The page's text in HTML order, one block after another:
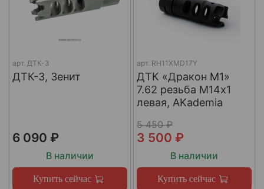
арт. ДТК-3
ДТК-3, Зенит
6 090 ₽
В наличии
Купить сейчас
арт. RH11XMD17Y
ДТК «Дракон М1»
7.62 резьба М14х1
левая, AKademia
5 450 ₽
3 500 ₽
В наличии
Купить сейчас